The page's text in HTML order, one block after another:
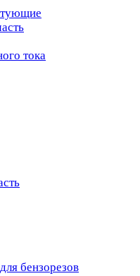
тока
бензорезов